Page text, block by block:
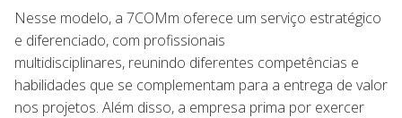
Nesse modelo, a 7COMm oferece um serviço estratégico
e diferenciado, com profissionais
multidisciplinares, reunindo diferentes competências e
habilidades que se complementam para a entrega de valor
nos projetos. Além disso, a empresa prima por exercer